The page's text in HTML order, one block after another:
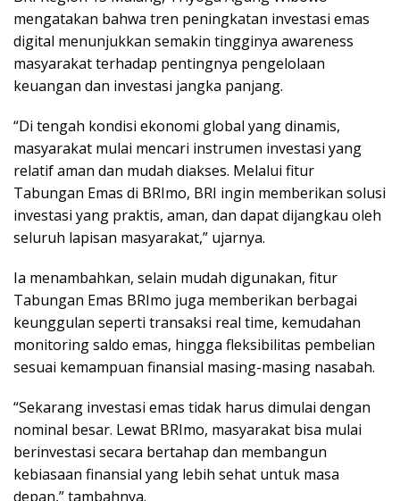
mengatakan bahwa tren peningkatan investasi emas
digital menunjukkan semakin tingginya awareness
masyarakat terhadap pentingnya pengelolaan
keuangan dan investasi jangka panjang.
“Di tengah kondisi ekonomi global yang dinamis,
masyarakat mulai mencari instrumen investasi yang
relatif aman dan mudah diakses. Melalui fitur
Tabungan Emas di BRImo, BRI ingin memberikan solusi
investasi yang praktis, aman, dan dapat dijangkau oleh
seluruh lapisan masyarakat,” ujarnya.
Ia menambahkan, selain mudah digunakan, fitur
Tabungan Emas BRImo juga memberikan berbagai
keunggulan seperti transaksi real time, kemudahan
monitoring saldo emas, hingga fleksibilitas pembelian
sesuai kemampuan finansial masing-masing nasabah.
“Sekarang investasi emas tidak harus dimulai dengan
nominal besar. Lewat BRImo, masyarakat bisa mulai
berinvestasi secara bertahap dan membangun
kebiasaan finansial yang lebih sehat untuk masa
depan,” tambahnya.